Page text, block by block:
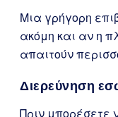
Μια γρήγορη
ακόμη και αν η
απαιτούν
Διερεύνηση
Πριν μπορέσετε